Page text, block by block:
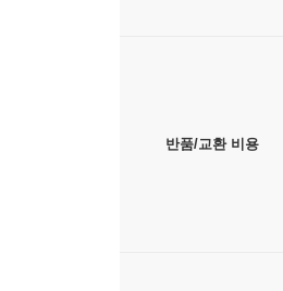
반품/교환 비용